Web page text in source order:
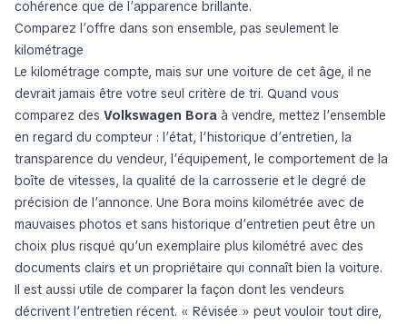
cohérence que de l’apparence brillante.
Comparez l’offre dans son ensemble, pas seulement le
kilométrage
Le kilométrage compte, mais sur une voiture de cet âge, il ne
devrait jamais être votre seul critère de tri. Quand vous
comparez des Volkswagen Bora à vendre, mettez l’ensemble
en regard du compteur : l’état, l’historique d’entretien, la
transparence du vendeur, l’équipement, le comportement de la
boîte de vitesses, la qualité de la carrosserie et le degré de
précision de l’annonce. Une Bora moins kilométrée avec de
mauvaises photos et sans historique d’entretien peut être un
choix plus risqué qu’un exemplaire plus kilométré avec des
documents clairs et un propriétaire qui connaît bien la voiture.
Il est aussi utile de comparer la façon dont les vendeurs
décrivent l’entretien récent. « Révisée » peut vouloir tout dire,